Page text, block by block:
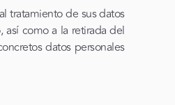
tratamiento de sus datos
así como a la retirada del
datos personales